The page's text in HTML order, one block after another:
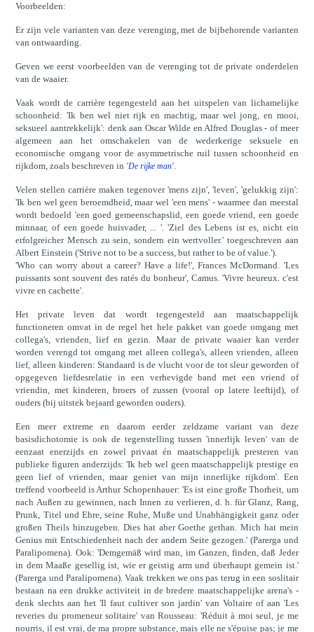
Voorbeelden:
Er zijn vele varianten van deze verenging, met de bijbehorende varianten
van ontwaarding.
Geven we eerst voorbeelden van de verenging tot de private onderdelen
van de waaier.
Vaak wordt de carrière tegengesteld aan het uitspelen van lichamelijke
schoonheid: 'Ik ben wel niet rijk en machtig, maar wel jong, en mooi,
seksueel aantrekkelijk': denk aan Oscar Wilde en Alfred Douglas - of meer
algemeen aan het omschakelen van de wederkerige seksuele en
economische omgang voor de asymmetrische ruil tussen schoonheid en
rijkdom, zoals beschreven in 'De rijke man'.
Velen stellen carrière maken tegenover 'mens zijn', 'leven', 'gelukkig zijn':
'Ik ben wel geen beroemdheid, maar wel 'een mens' - waarmee dan meestal
wordt bedoeld 'een goed gemeenschapslid, een goede vriend, een goede
minnaar, of een goede huisvader, ... '. 'Ziel des Lebens ist es, nicht ein
erfolgreicher Mensch zu sein, sondern ein wertvoller.' toegeschreven aan
Albert Einstein ('Strive not to be a success, but rather to be of value.').
'Who can worry about a career? Have a life!', Frances McDormand. 'Les
puissants sont souvent des ratés du bonheur', Camus. 'Vivre heureux. c'est
vivre en cachette'.
Het private leven dat wordt tegengesteld aan maatschappelijk
functioneren omvat in de regel het hele pakket van goede omgang met
collega's, vrienden, lief en gezin. Maar de private waaier kan verder
worden verengd tot omgang met alleen collega's, alleen vrienden, alleen
lief, alleen kinderen: Standaard is de vlucht voor de tot sleur geworden of
opgegeven liefdesrelatie in een verhevigde band met een vriend of
vriendin, met kinderen, broers of zussen (vooral op latere leeftijd), of
ouders (bij uitstek bejaard geworden ouders).
Een meer extreme en daarom eerder zeldzame variant van deze
basisdichotomie is ook de tegenstelling tussen 'innerlijk leven' van de
eenzaat enerzijds en zowel privaat én maatschappelijk presteren van
publieke figuren anderzijds: 'Ik heb wel geen maatschappelijk prestige en
geen lief of vrienden, maar geniet van mijn innerlijke rijkdom'. Een
treffend voorbeeld is Arthur Schopenhauer: 'Es ist eine große Thorheit, um
nach Außen zu gewinnen, nach Innen zu verlieren, d. h. für Glanz, Rang,
Prunk, Titel und Ehre, seine Ruhe, Muße und Unabhängigkeit ganz oder
großen Theils hinzugeben. Dies hat aber Goethe gethan. Mich hat mein
Genius mit Entschiedenheit nach der andern Seite gezogen.' (Parerga und
Paralipomena). Ook: 'Demgemäß wird man, im Ganzen, finden, daß Jeder
in dem Maaße gesellig ist, wie er geistig arm und überhaupt gemein ist.'
(Parerga und Paralipomena). Vaak trekken we ons pas terug in een soslitair
bestaan na een drukke activiteit in de bredere maatschappelijke arena's -
denk slechts aan het 'Il faut cultiver son jardin' van Voltaire of aan 'Les
reveries du promeneur solitaire' van Rousseau: 'Réduit à moi seul, je me
nourris, il est vrai, de ma propre substance, mais elle ne s'épuise pas; je me